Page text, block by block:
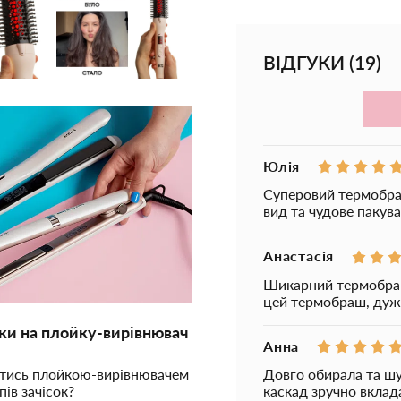
на плойку-вирівнювач
плойкою-вирівнювачем
зачісок?
волосся
Секрети стійкої зачсіки на
Чому варто
- Інфрачервона
Інфрачервоне
зберігати природну
- Іонна технологія
кутикулу волосся
Термощітка
зачіску можна
- Дбайливий вплив
- Комфортне
Продумана форма
ВІДГУКИ (19)
Юлія
Суперовий
вид та чудове
Анастасія
Шикарний
цей термобраш,
Анна
Довго обирала та
каскад зручно